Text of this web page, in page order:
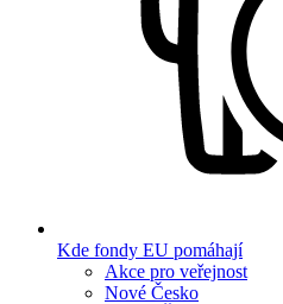
Kde fondy EU pomáhají
Akce pro veřejnost
Nové Česko